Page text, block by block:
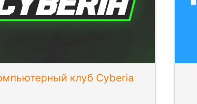
клуб Cyberia